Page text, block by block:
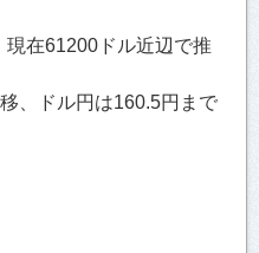
現在61200ドル近辺で推
、ドル円は160.5円まで